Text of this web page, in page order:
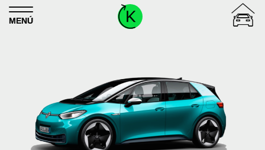
Skip to content
MENÚ